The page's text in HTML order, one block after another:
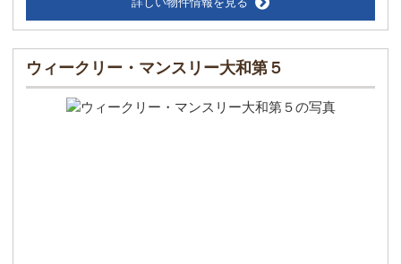
ウィークリー・マンスリー大和第５